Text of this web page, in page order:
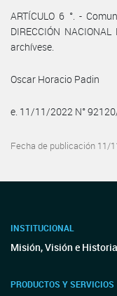
ARTÍCULO 6 °. -
DIRECCIÓN
archívese.
Oscar Horacio Padin
e. 11/11/2022 N°
Fecha de publicación 11/
INSTITUCIONAL
Misión, Visión e Historia
PRODUCTOS Y SERVICIOS